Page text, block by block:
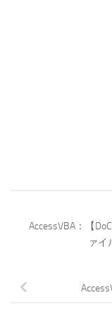
AccessVBA：【
ァイ